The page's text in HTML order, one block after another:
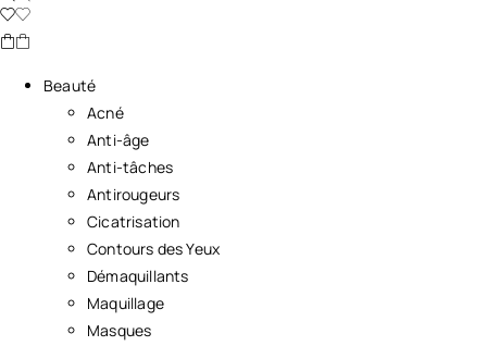
Beauté
Acné
Anti-âge
Anti-tâches
Antirougeurs
Cicatrisation
Contours des Yeux
Démaquillants
Maquillage
Masques